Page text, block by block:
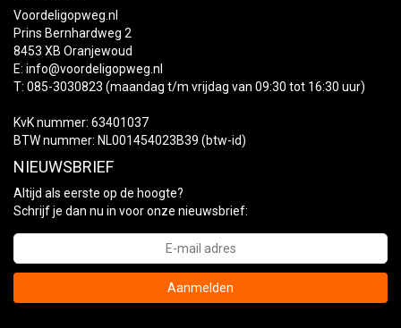
Voordeligopweg.nl
Prins Bernhardweg 2
8453 XB Oranjewoud
E: info@voordeligopweg.nl
T: 085-3030823 (maandag t/m vrijdag van 09:30 tot 16:30 uur)
KvK nummer: 63401037
BTW nummer: NL001454023B39 (btw-id)
NIEUWSBRIEF
Altijd als eerste op de hoogte?
Schrijf je dan nu in voor onze nieuwsbrief:
Aanmelden